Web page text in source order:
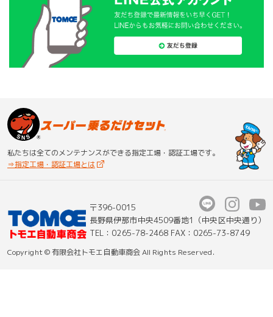
私たちは全てのメンテナンスができる指定工場・認証工場です。
⇒指定工場・認証工場とは
〒396-0015
長野県伊那市中央4509番地1（中央区中央通り）
TEL： 0265-78-2468 FAX：0265-73-8749
Copyright © 有限会社トモエ自動車商会 All Rights Reserved.